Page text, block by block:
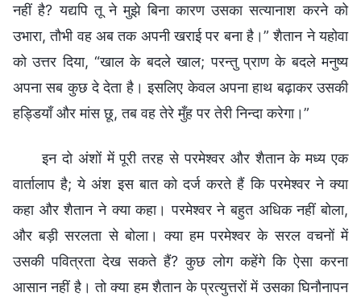
नहीं है? यद्यपि तू ने मुझे बिना कारण उसका सत्यानाश करने को
उभारा, तौभी वह अब तक अपनी खराई पर बना है।” शैतान ने यहोवा
को उत्तर दिया, “खाल के बदले खाल; परन्तु प्राण के बदले मनुष्य
अपना सब कुछ दे देता है। इसलिए केवल अपना हाथ बढ़ाकर उसकी
हड्डियाँ और मांस छू, तब वह तेरे मुँह पर तेरी निन्दा करेगा।”
इन दो अंशों में पूरी तरह से परमेश्वर और शैतान के मध्य एक
वार्तालाप है; ये अंश इस बात को दर्ज करते हैं कि परमेश्वर ने क्या
कहा और शैतान ने क्या कहा। परमेश्वर ने बहुत अधिक नहीं बोला,
और बड़ी सरलता से बोला। क्या हम परमेश्वर के सरल वचनों में
उसकी पवित्रता देख सकते हैं? कुछ लोग कहेंगे कि ऐसा करना
आसान नहीं है। तो क्या हम शैतान के प्रत्युत्तरों में उसका घिनौनापन